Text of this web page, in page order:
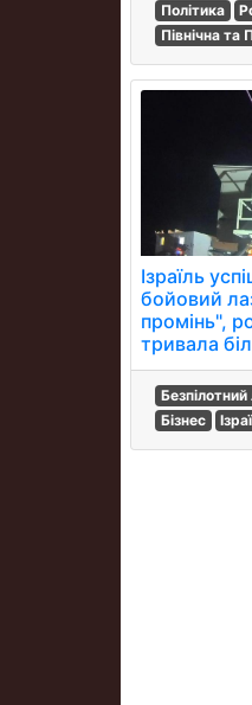
Політика
Північна та
Ізраїль
бойовий
промінь",
тривала
Бізнес